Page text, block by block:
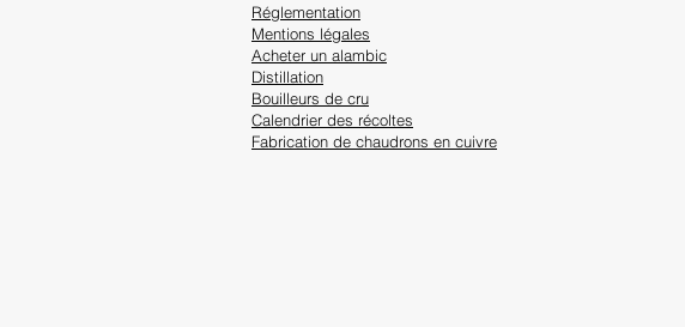
Réglementation
Mentions légales
Acheter un alambic
Distillation
Bouilleurs de cru
Calendrier des récoltes
Fabrication de chaudrons en cuivre